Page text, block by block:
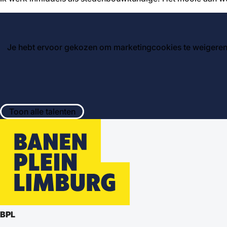
Je hebt ervoor gekozen om marketingcookies te
Toon alle talenten
BPL